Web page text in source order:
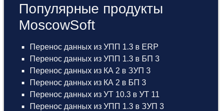
Популярные продукты
MoscowSoft
Перенос данных из УПП 1.3 в ERP
Перенос данных из УПП 1.3 в БП 3
Перенос данных из КА 2 в ЗУП 3
Перенос данных из КА 2 в БП 3
Перенос данных из УТ 10.3 в УТ 11
Перенос данных из УПП 1.3 в ЗУП 3